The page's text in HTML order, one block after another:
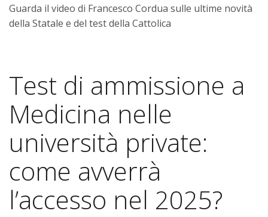
Guarda il video di Francesco Cordua sulle ultime novità
della Statale e del test della Cattolica
Test di ammissione a
Medicina nelle
università private:
come avverrà
l’accesso nel 2025?